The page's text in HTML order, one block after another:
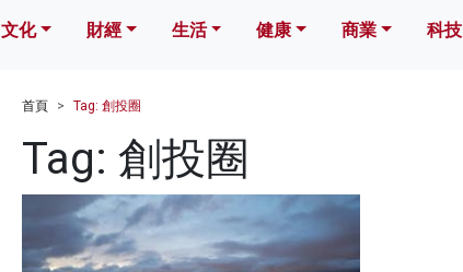
文化 財經 生活 健康 商業 科技
首頁 Tag: 創投圈
Tag: 創投圈